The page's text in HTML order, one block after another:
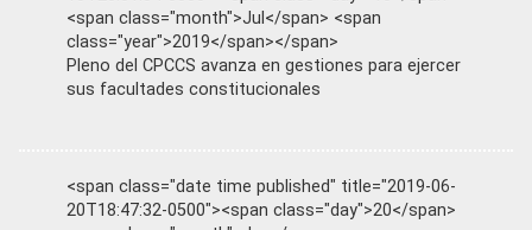
<span class="month">Jul</span> <span
class="year">2019</span></span>
Pleno del CPCCS avanza en gestiones para ejercer
sus facultades constitucionales
<span class="date time published" title="2019-06-
20T18:47:32-0500"><span class="day">20</span>